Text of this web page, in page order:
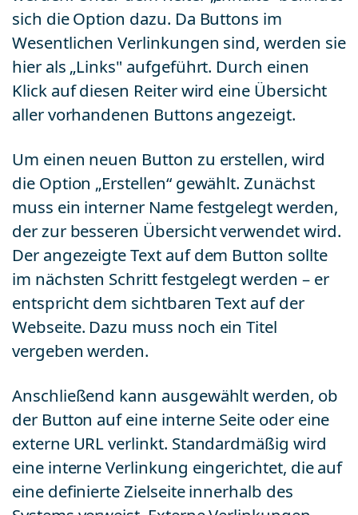
sich die Option dazu. Da Buttons im
Wesentlichen Verlinkungen sind, werden sie
hier als „Links" aufgeführt. Durch einen
Klick auf diesen Reiter wird eine Übersicht
aller vorhandenen Buttons angezeigt.
Um einen neuen Button zu erstellen, wird
die Option „Erstellen“ gewählt. Zunächst
muss ein interner Name festgelegt werden,
der zur besseren Übersicht verwendet wird.
Der angezeigte Text auf dem Button sollte
im nächsten Schritt festgelegt werden – er
entspricht dem sichtbaren Text auf der
Webseite. Dazu muss noch ein Titel
vergeben werden.
Anschließend kann ausgewählt werden, ob
der Button auf eine interne Seite oder eine
externe URL verlinkt. Standardmäßig wird
eine interne Verlinkung eingerichtet, die auf
eine definierte Zielseite innerhalb des